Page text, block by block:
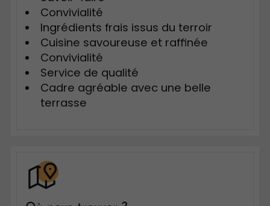
Convivialité
Ingrédients frais issus du terroir
Cuisine savoureuse et raffinée
Convivialité
Service de qualité
Cadre agréable avec une belle
terrasse